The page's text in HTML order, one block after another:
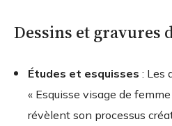
Dessins et gravures
Études et esquisses : Les
« Esquisse visage de
révèlent son processus